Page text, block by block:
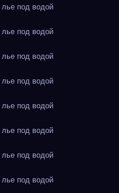
под водой
под водой
под водой
под водой
под водой
под водой
под водой
под водой